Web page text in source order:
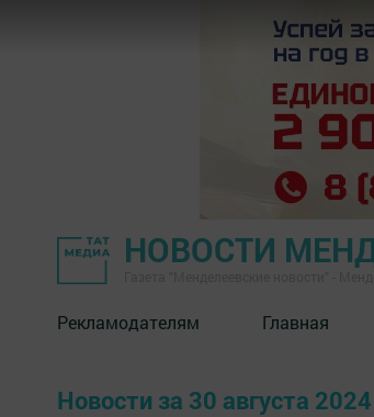
НОВОСТИ
Рекламодателям Главная
Новости за 30 августа 2024